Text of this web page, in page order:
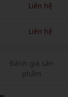
Liên hệ
Liên hệ
Đánh giá sản
phẩm